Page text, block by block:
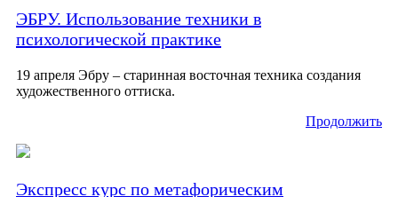
ЭБРУ. Использование техники в
психологической практике
19 апреля Эбру – старинная восточная техника создания
художественного оттиска.
Продолжить
Экспресс курс по метафорическим